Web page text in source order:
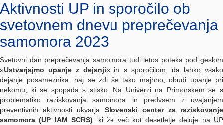
Aktivnosti UP in sporočilo ob
svetovnem dnevu preprečevanja
samomora 2023
Svetovni dan preprečevanja samomora tudi letos poteka pod geslom
»Ustvarjajmo upanje z dejanji« in s sporočilom, da lahko vsako
dejanje posameznika, naj se zdi še tako majhno, obudi upanje pri
nekomu, ki se spopada s stisko. Na Univerzi na Primorskem se s
problematiko raziskovanja samomora in predvsem z uvajanjem
preventivnih aktivnosti ukvarja Slovenski center za raziskovanje
samomora (UP IAM SCRS) , ki že več kot desetletje deluje na UP